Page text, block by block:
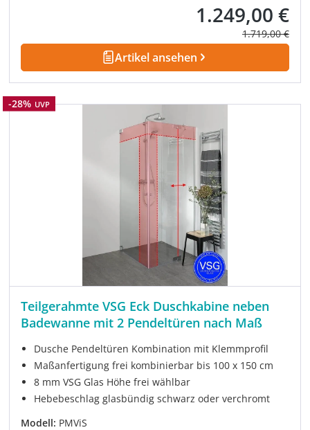
Verkaufspreis:
1.249,00 €
Regulärer
1.719,00 €
Artikel ansehen
Rabatt
-28% UVP
Teilgerahmte VSG Eck Duschkabine neben
Badewanne mit 2 Pendeltüren nach Maß
Dusche Pendeltüren Kombination mit Klemmprofil
Maßanfertigung frei kombinierbar bis 100 x 150 cm
8 mm VSG Glas Höhe frei wählbar
Hebebeschlag glasbündig schwarz oder verchromt
Modell: PMViS